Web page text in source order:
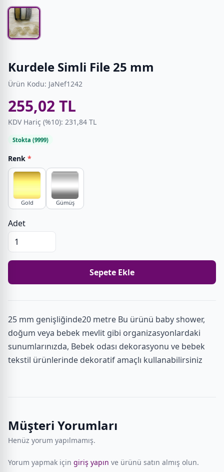
Kurdele Simli File 25 mm
Ürün Kodu: JaNef1242
255,02 TL
KDV Hariç (%10): 231,84 TL
Stokta (9999)
Renk *
Gold Gümüş
Adet
Sepete Ekle
25 mm genişliğinde20 metre Bu ürünü baby shower,
doğum veya bebek mevlit gibi organizasyonlardaki
sunumlarınızda, Bebek odası dekorasyonu ve bebek
tekstil ürünlerinde dekoratif amaçlı kullanabilirsiniz
Müşteri Yorumları
Henüz yorum yapılmamış.
Yorum yapmak için giriş yapın ve ürünü satın almış olun.